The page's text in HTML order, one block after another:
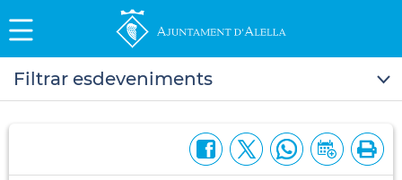
Filtrar esdeveniments